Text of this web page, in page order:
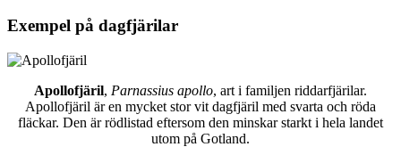
Exempel på dagfjärilar
Apollofjäril, Parnassius apollo, art i familjen riddarfjärilar.
Apollofjäril är en mycket stor vit dagfjäril med svarta och röda
fläckar. Den är rödlistad eftersom den minskar starkt i hela landet
utom på Gotland.